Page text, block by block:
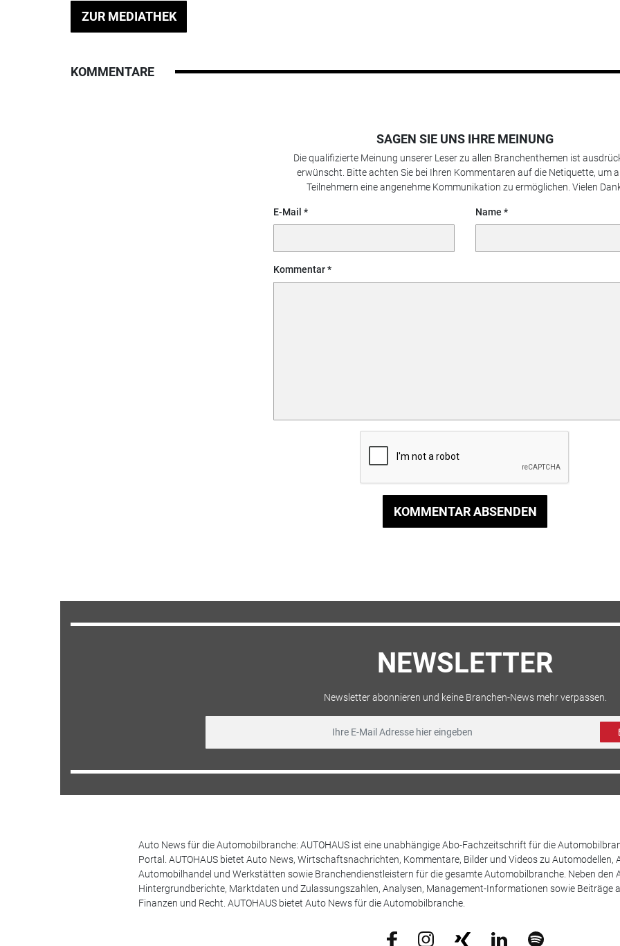
ZUR MEDIATHEK
KOMMENTARE
SAGEN SIE UNS IHRE MEINUNG
Die qualifizierte Meinung unserer Leser zu allen Branchenthemen ist
erwünscht. Bitte achten Sie bei Ihren Kommentaren auf die Netiquette, um
Teilnehmern eine angenehme Kommunikation zu ermöglichen. Vielen
E-Mail Name
Kommentar
KOMMENTAR ABSENDEN
NEWSLETTER
Newsletter abonnieren und keine Branchen-News mehr verpassen.
Auto News für die Automobilbranche: AUTOHAUS ist eine unabhängige Abo-Fachzeitschrift für die
Portal. AUTOHAUS bietet Auto News, Wirtschaftsnachrichten, Kommentare, Bilder und Videos zu
Automobilhandel und Werkstätten sowie Branchendienstleistern für die gesamte Automobilbranche. Neben den
Hintergrundberichte, Marktdaten und Zulassungszahlen, Analysen, Management-Informationen sowie Beiträge
Finanzen und Recht. AUTOHAUS bietet Auto News für die Automobilbranche.